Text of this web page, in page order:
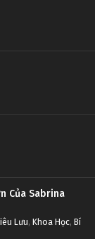
691
690
689
688
Của Sabrina
Lưu, Khoa Học, Bí